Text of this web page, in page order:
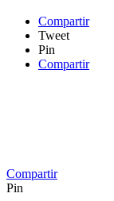
Compartir
Tweet
Pin
Compartir
Compartir
Pin